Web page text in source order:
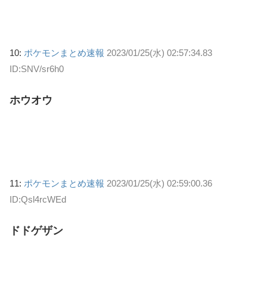
10: ポケモンまとめ速報 2023/01/25(水) 02:57:34.83
ID:SNV/sr6h0
ホウオウ
11: ポケモンまとめ速報 2023/01/25(水) 02:59:00.36
ID:Qsl4rcWEd
ドドゲザン